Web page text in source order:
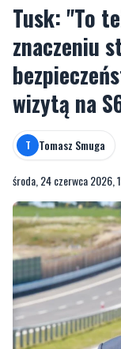
Tusk: "To
znaczeniu
wizytą na
T Tomasz Smuga
środa, 24 czerwca 2026,